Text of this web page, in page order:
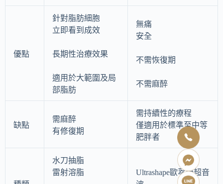
優點
針對脂肪細胞
立即看到成效
長期性治療效果
適用於大範圍及局
部脂肪
無痛
安全
不需恢復期
不需麻醉
缺點
需麻醉
有修復期
需持續性的療程
僅適用於標準至中等
肥胖者
水刀抽脂
雷射溶脂
Ultrashape歐萃學超音